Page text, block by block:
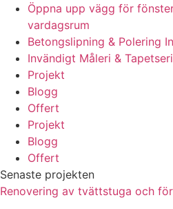
Öppna upp vägg för
vardagsrum
Betongslipning & Polering
Invändigt Måleri &
Projekt
Blogg
Offert
Projekt
Blogg
Offert
Senaste projekten
Renovering av tvättstuga och